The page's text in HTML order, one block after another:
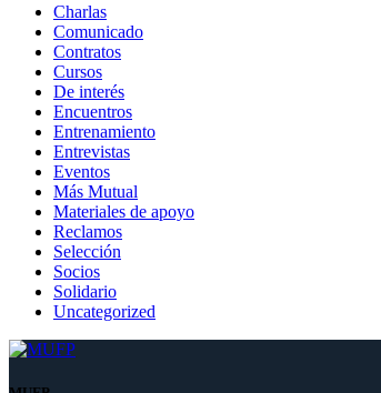
Charlas
Comunicado
Contratos
Cursos
De interés
Encuentros
Entrenamiento
Entrevistas
Eventos
Más Mutual
Materiales de apoyo
Reclamos
Selección
Socios
Solidario
Uncategorized